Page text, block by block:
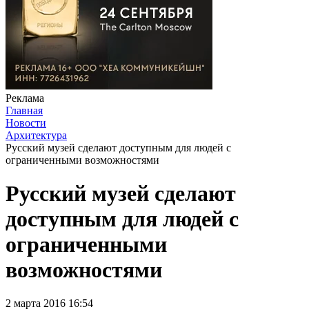
Реклама
Главная
Новости
Архитектура
Русский музей сделают доступным для людей с
ограниченными возможностями
Русский музей сделают
доступным для людей с
ограниченными
возможностями
2 марта 2016 16:54